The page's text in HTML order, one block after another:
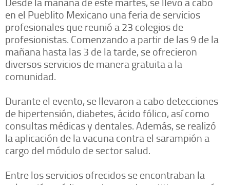
en el Pueblito Mexicano una feria de servicios
profesionales que reunió a 23 colegios de
profesionistas. Comenzando a partir de las 9 de la
mañana hasta las 3 de la tarde, se ofrecieron
diversos servicios de manera gratuita a la
comunidad.
Durante el evento, se llevaron a cabo detecciones
de hipertensión, diabetes, ácido fólico, así como
consultas médicas y dentales. Además, se realizó
la aplicación de la vacuna contra el sarampión a
cargo del módulo de sector salud.
Entre los servicios ofrecidos se encontraban la